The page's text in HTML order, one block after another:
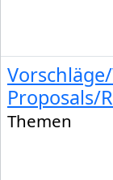
Proposals/
Themen